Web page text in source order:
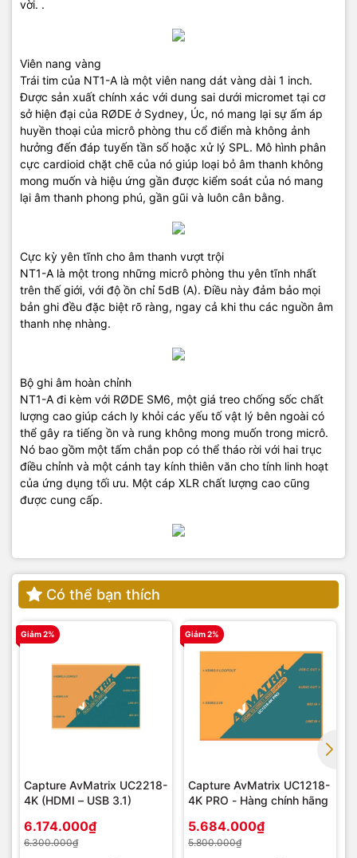
vời. .
Viên nang vàng
Trái tim của NT1-A là một viên nang dát vàng dài 1 inch.
Được sản xuất chính xác với dung sai dưới micromet tại cơ
sở hiện đại của RØDE ở Sydney, Úc, nó mang lại sự ấm áp
huyền thoại của micrô phòng thu cổ điển mà không ảnh
hưởng đến đáp tuyến tần số hoặc xử lý SPL. Mô hình phân
cực cardioid chặt chẽ của nó giúp loại bỏ âm thanh không
mong muốn và hiệu ứng gần được kiểm soát của nó mang
lại âm thanh phong phú, gần gũi và luôn cân bằng.
Cực kỳ yên tĩnh cho âm thanh vượt trội
NT1-A là một trong những micrô phòng thu yên tĩnh nhất
trên thế giới, với độ ồn chỉ 5dB (A). Điều này đảm bảo mọi
bản ghi đều đặc biệt rõ ràng, ngay cả khi thu các nguồn âm
thanh nhẹ nhàng.
Bộ ghi âm hoàn chỉnh
NT1-A đi kèm với RØDE SM6, một giá treo chống sốc chất
lượng cao giúp cách ly khỏi các yếu tố vật lý bên ngoài có
thể gây ra tiếng ồn và rung không mong muốn trong micrô.
Nó bao gồm một tấm chắn pop có thể tháo rời với hai trục
điều chỉnh và một cánh tay kính thiên văn cho tính linh hoạt
của ứng dụng tối ưu. Một cáp XLR chất lượng cao cũng
được cung cấp.
Có thể bạn thích
Giảm 2%
Capture AvMatrix UC2218-
4K (HDMI – USB 3.1)
6.174.000₫
6.300.000₫
Giảm 2%
Capture AvMatrix UC1218-
4K PRO - Hàng chính hãng
5.684.000₫
5.800.000₫